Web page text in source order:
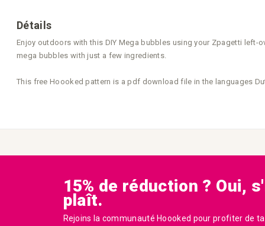
Détails
Enjoy outdoors with this DIY Mega bubbles using your Zpagetti left-
mega bubbles with just a few ingredients.
This free Hoooked pattern is a pdf download file in the languages
15% de réduction ? Oui,
plaît.
Rejoins la communauté Hoooked pour profiter de